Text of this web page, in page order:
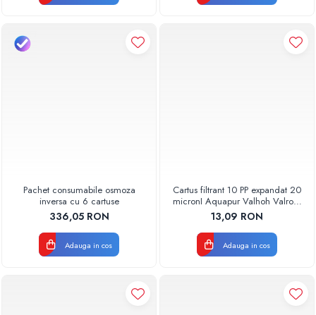
Pachet consumabile osmoza
inversa cu 6 cartuse
336,05 RON
Adauga in cos
Cartus filtrant 10 PP expandat 20
micronI Aquapur Valhoh Valrom
AQUA07000110020
13,09 RON
Adauga in cos